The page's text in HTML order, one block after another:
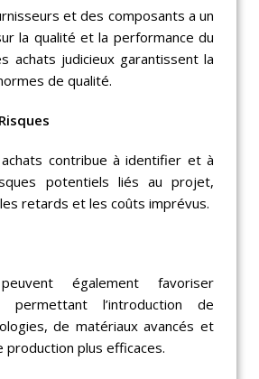
et des composants a un
la qualité et la performance du
achats judicieux garantissent la
de qualité.
contribue à identifier et à
potentiels liés au projet,
retards et les coûts imprévus.
également favoriser
permettant l’introduction de
de matériaux avancés et
plus efficaces.